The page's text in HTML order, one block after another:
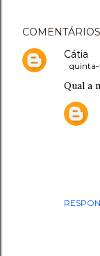
COMENTÁRIOS
Cátia
quinta-
Qual a